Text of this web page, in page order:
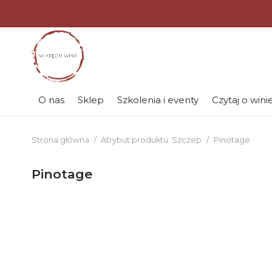
O nas Sklep Szkolenia i eventy Czytaj o
Strona główna / Atrybut produktu: Szczep / Pinotage
Pinotage